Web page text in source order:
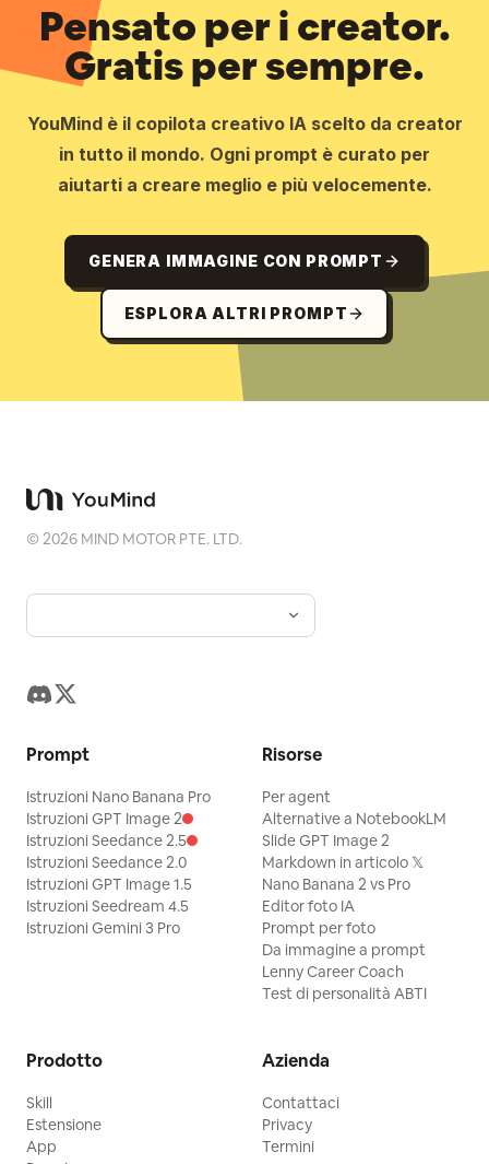
Pensato per i creator.
Gratis per sempre.
YouMind è il copilota creativo IA scelto da creator
in tutto il mondo. Ogni prompt è curato per
aiutarti a creare meglio e più velocemente.
GENERA IMMAGINE CON PROMPT
ESPLORA ALTRI PROMPT
©2026 MIND MOTOR PTE. LTD.
Prompt
Istruzioni Nano Banana Pro
Istruzioni GPT Image 2
Istruzioni Seedance 2.5
Istruzioni Seedance 2.0
Istruzioni GPT Image 1.5
Istruzioni Seedream 4.5
Istruzioni Gemini 3 Pro
Risorse
Per agent
Alternative a NotebookLM
Slide GPT Image 2
Markdown in articolo 𝕏
Nano Banana 2 vs Pro
Editor foto IA
Prompt per foto
Da immagine a prompt
Lenny Career Coach
Test di personalità ABTI
Prodotto
Skill
Estensione
App
Azienda
Contattaci
Privacy
Termini